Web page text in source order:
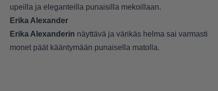
upeilla ja eleganteilla punaisilla mekoillaan.
Erika Alexander
Erika Alexanderin näyttävä ja värikäs helma sai varmasti
monet päät kääntymään punaisella matolla.